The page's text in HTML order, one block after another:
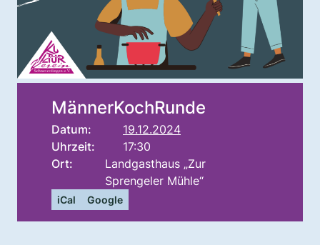
MännerKochRunde
Datum:
19.12.2024
Uhrzeit:
17:30
Ort:
Landgasthaus „Zur
Sprengeler Mühle“
iCal Google